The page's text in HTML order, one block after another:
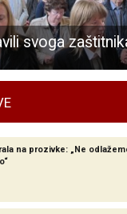
na prozivke: „Ne